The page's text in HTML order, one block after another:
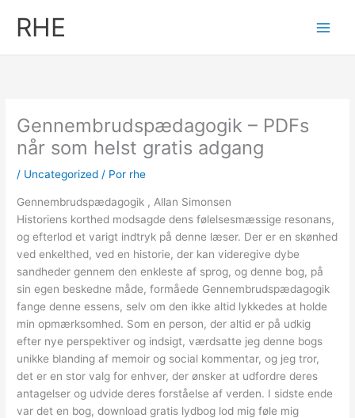
RHE
Gennembrudspædagogik – PDFs
når som helst gratis adgang
/ Uncategorized / Por rhe
Gennembrudspædagogik , Allan Simonsen
Historiens korthed modsagde dens følelsesmæssige resonans,
og efterlod et varigt indtryk på denne læser. Der er en skønhed
ved enkelthed, ved en historie, der kan videregive dybe
sandheder gennem den enkleste af sprog, og denne bog, på
sin egen beskedne måde, formåede Gennembrudspædagogik
fange denne essens, selv om den ikke altid lykkedes at holde
min opmærksomhed. Som en person, der altid er på udkig
efter nye perspektiver og indsigt, værdsatte jeg denne bogs
unikke blanding af memoir og social kommentar, og jeg tror,
det er en stor valg for enhver, der ønsker at udfordre deres
antagelser og udvide deres forståelse af verden. I sidste ende
var det en bog, download gratis lydbog lod mig føle mig